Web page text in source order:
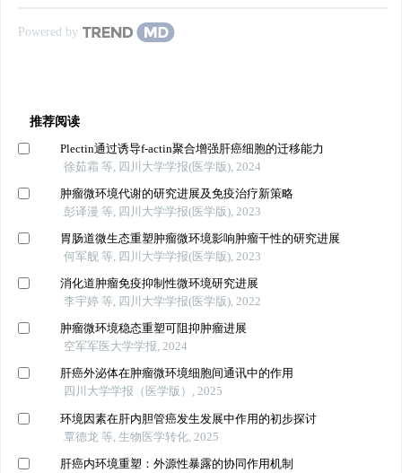
Powered by
推荐阅读
Plectin通过诱导f-actin聚合增强肝癌细胞的迁移能力
徐茹霜 等, 四川大学学报(医学版), 2024
肿瘤微环境代谢的研究进展及免疫治疗新策略
彭译漫 等, 四川大学学报(医学版), 2023
胃肠道微生态重塑肿瘤微环境影响肿瘤干性的研究进展
何军舰 等, 四川大学学报(医学版), 2023
消化道肿瘤免疫抑制性微环境研究进展
李宇婷 等, 四川大学学报(医学版), 2022
肿瘤微环境稳态重塑可阻抑肿瘤进展
空军军医大学学报, 2024
肝癌外泌体在肿瘤微环境细胞间通讯中的作用
四川大学学报（医学版）, 2025
环境因素在肝内胆管癌发生发展中作用的初步探讨
覃德龙 等, 生物医学转化, 2025
肝癌内环境重塑：外源性暴露的协同作用机制